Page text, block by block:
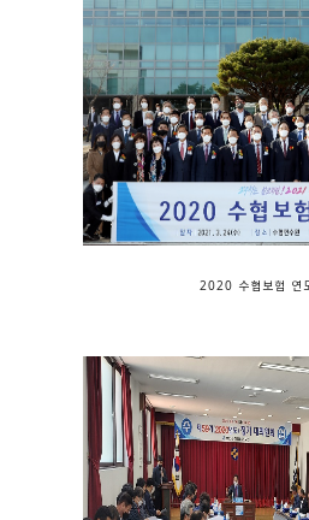
2020 수협보험 연